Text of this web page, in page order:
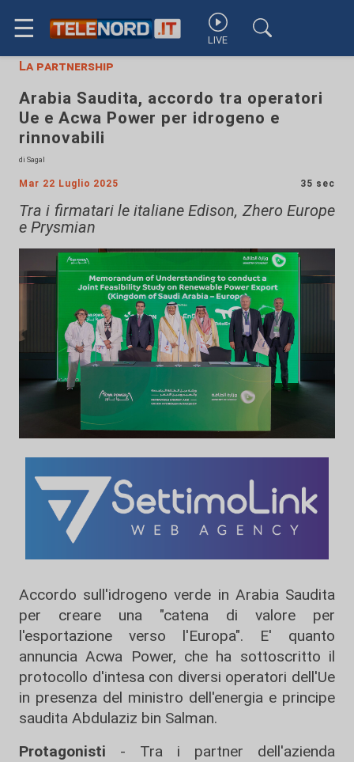
☰ LIVE
La partnership
Arabia Saudita, accordo tra operatori
Ue e Acwa Power per idrogeno e
rinnovabili
di Sagal
Mar 22 Luglio 2025 35 sec
Tra i firmatari le italiane Edison, Zhero Europe
e Prysmian
Accordo sull'idrogeno verde in Arabia Saudita
per creare una "catena di valore per
l'esportazione verso l'Europa". E' quanto
annuncia Acwa Power, che ha sottoscritto il
protocollo d'intesa con diversi operatori dell'Ue
in presenza del ministro dell'energia e principe
saudita Abdulaziz bin Salman.
Protagonisti - Tra i partner dell'azienda